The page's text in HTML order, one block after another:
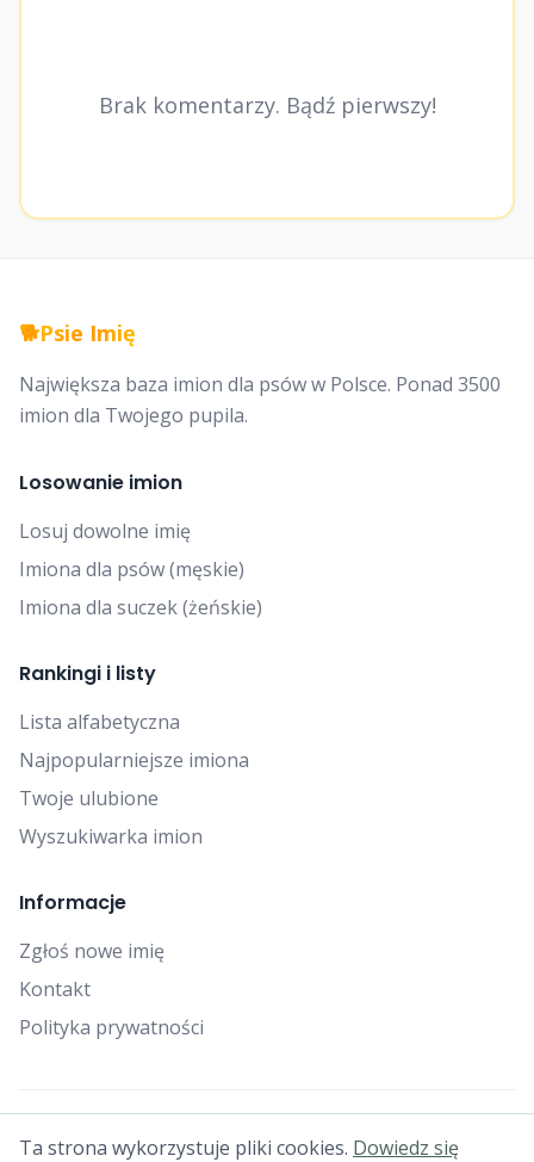
Brak komentarzy. Bądź pierwszy!
🐕Psie Imię
Największa baza imion dla psów w Polsce. Ponad 3500
imion dla Twojego pupila.
Losowanie imion
Losuj dowolne imię
Imiona dla psów (męskie)
Imiona dla suczek (żeńskie)
Rankingi i listy
Lista alfabetyczna
Najpopularniejsze imiona
Twoje ulubione
Wyszukiwarka imion
Informacje
Zgłoś nowe imię
Kontakt
Polityka prywatności
© 2025 Falcon Bytes. Wszelkie prawa zastrzeżone.
Ta strona wykorzystuje pliki cookies. Dowiedz się